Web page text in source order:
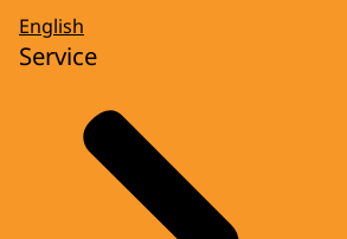
English
Service